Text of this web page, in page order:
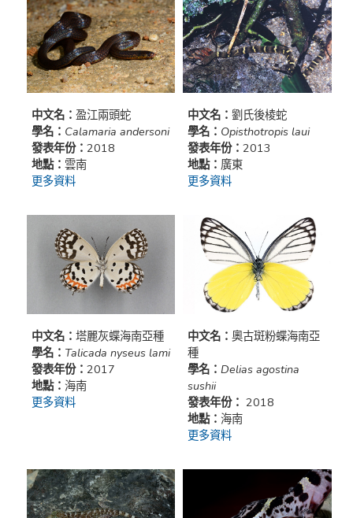
中文名： 盈江兩頭蛇
學名： Calamaria andersoni
發表年份： 2018
地點： 雲南
更多資料
中文名：劉氏後棱蛇
學名： Opisthotropis laui
發表年份：2013
地點： 廣東
更多資料
中文名： 塔麗灰蝶海南亞種
學名： Talicada nyseus lami
發表年份： 2017
地點： 海南
更多資料
中文名：奧古斑粉蝶海南亞
種
學名：Delias agostina
sushii
發表年份：2018
地點： 海南
更多資料